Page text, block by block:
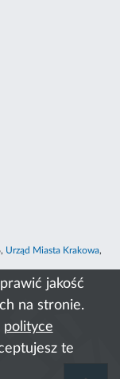
jakość
na stronie.
polityce
te
Urząd Miasta Krakowa,